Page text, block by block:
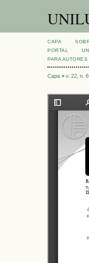
CAPA
PORTAL
PARA AUTORES
Capa > v. 22, n.